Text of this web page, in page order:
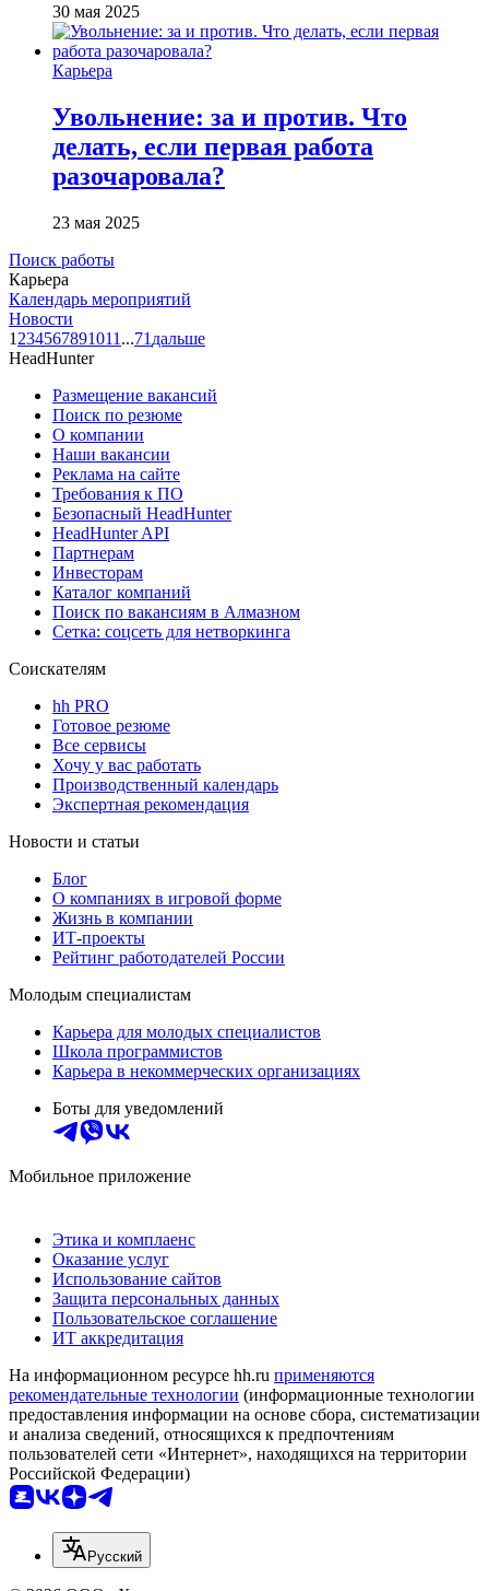
30 мая 2025
Карьера
Увольнение: за и против. Что
делать, если первая работа
разочаровала?
23 мая 2025
Поиск работы
Карьера
Календарь мероприятий
Новости
1 234567891011 ...71 дальше
HeadHunter
Размещение вакансий
Поиск по резюме
О компании
Наши вакансии
Реклама на сайте
Требования к ПО
Безопасный HeadHunter
HeadHunter API
Партнерам
Инвесторам
Каталог компаний
Поиск по вакансиям в Алмазном
Сетка: соцсеть для нетворкинга
Соискателям
hh PRO
Готовое резюме
Все сервисы
Хочу у вас работать
Производственный календарь
Экспертная рекомендация
Новости и статьи
Блог
О компаниях в игровой форме
Жизнь в компании
ИТ-проекты
Рейтинг работодателей России
Молодым специалистам
Карьера для молодых специалистов
Школа программистов
Карьера в некоммерческих организациях
Боты для уведомлений
Мобильное приложение
Этика и комплаенс
Оказание услуг
Использование сайтов
Защита персональных данных
Пользовательское соглашение
ИТ аккредитация
На информационном ресурсе hh.ru применяются
рекомендательные технологии (информационные технологии
предоставления информации на основе сбора, систематизации
и анализа сведений, относящихся к предпочтениям
пользователей сети «Интернет», находящихся на территории
Российской Федерации)
Русский